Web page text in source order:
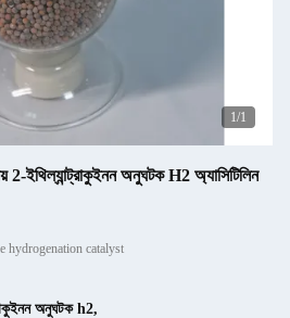
1/1
ইথিল্যান্ট্রাকুইনন অনুঘটক H2 অ্যাসিটিলিন
hydrogenation catalyst
অনুঘটক h2,